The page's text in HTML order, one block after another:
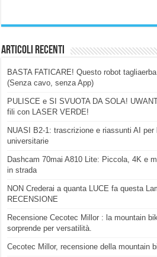
Articoli Recenti
BASTA FATICARE! Questo robot
(Senza cavo, senza App)
PULISCE e SI SVUOTA DA SOLA!
fili con LASER VERDE!
NUASI B2-1: trascrizione e riassunti AI
universitarie
Dashcam 70mai A810 Lite: Piccola, 4K e
in strada
NON Crederai a quanta LUCE fa questa
RECENSIONE
Recensione Cecotec Millor : la mountain
sorprende per versatilità.
Cecotec Millor, recensione della mountain